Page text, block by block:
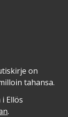
on
tahansa.
Ellös
.